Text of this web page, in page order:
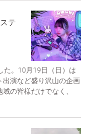
テ
た。10月19日（日）は
演など盛り沢山の企画
の皆様だけでなく、